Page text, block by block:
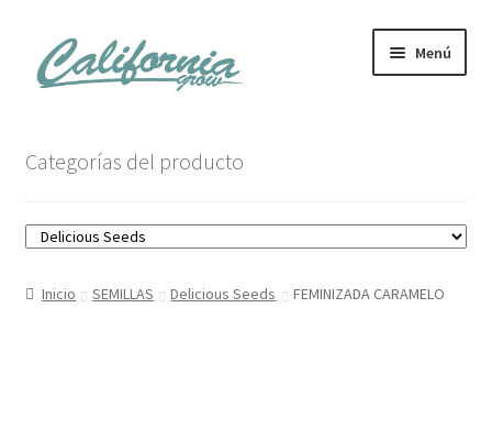
al
contenido
Menú
Carrito
Mi cuenta
Categorías del producto
Inicio SEMILLAS Delicious Seeds FEMINIZADA CARAMELO